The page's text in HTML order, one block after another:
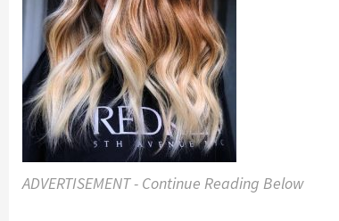
ADVERTISEMENT - Continue Reading Below